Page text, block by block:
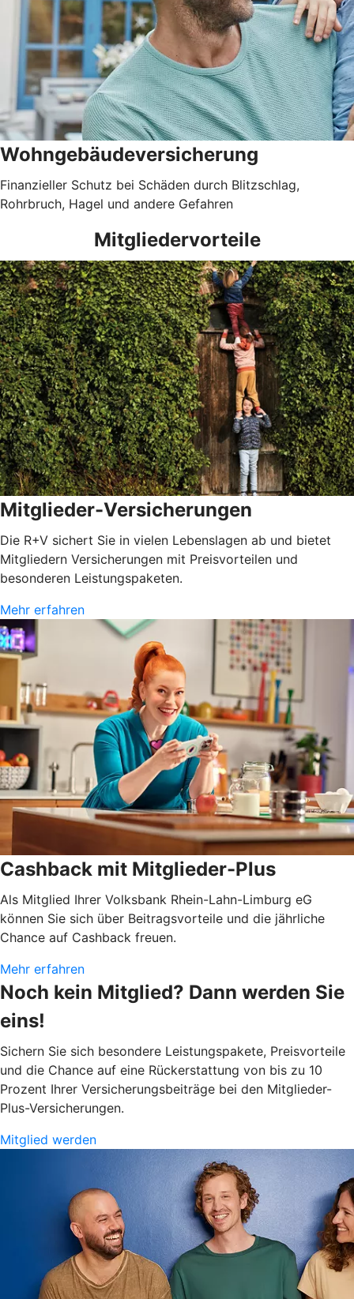
Wohngebäudever­sicherung
Finanzieller Schutz bei Schäden durch Blitzschlag,
Rohrbruch, Hagel und andere Gefahren
Mitgliedervorteile
Mitglieder-Versicherungen
Die R+V sichert Sie in vielen Lebenslagen ab und bietet
Mitgliedern Versicherungen mit Preisvorteilen und
besonderen Leistungspaketen.
Mehr erfahren
Cashback mit Mitglieder-Plus
Als Mitglied Ihrer Volksbank Rhein-Lahn-Limburg eG
können Sie sich über Beitragsvorteile und die jährliche
Chance auf Cashback freuen.
Mehr erfahren
Noch kein Mitglied? Dann werden Sie
eins!
Sichern Sie sich besondere Leistungspakete, Preisvorteile
und die Chance auf eine Rückerstattung von bis zu 10
Prozent Ihrer Versicherungsbeiträge bei den Mitglieder-
Plus-Versicherungen.
Mitglied werden